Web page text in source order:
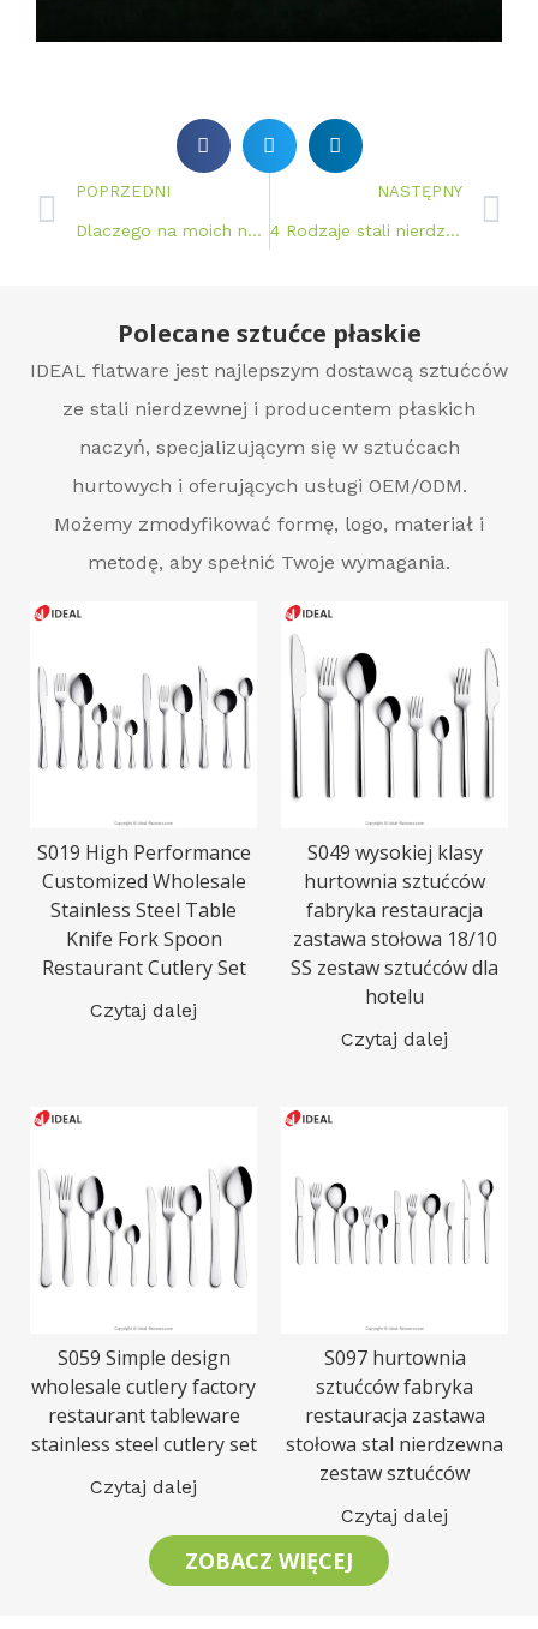
POPRZEDNI
Dlaczego na moich naczyniach pojawiają się brązowe smugi od zmywarki? Jak zapobiegać?
NASTĘPNY
4 Rodzaje stali nierdzewnej
Polecane sztućce płaskie
IDEAL flatware jest najlepszym dostawcą sztućców
ze stali nierdzewnej i producentem płaskich
naczyń, specjalizującym się w sztućcach
hurtowych i oferujących usługi OEM/ODM.
Możemy zmodyfikować formę, logo, materiał i
metodę, aby spełnić Twoje wymagania.
S019 High Performance
Customized Wholesale
Stainless Steel Table
Knife Fork Spoon
Restaurant Cutlery Set
Czytaj dalej
S049 wysokiej klasy
hurtownia sztućców
fabryka restauracja
zastawa stołowa 18/10
SS zestaw sztućców dla
hotelu
Czytaj dalej
S059 Simple design
wholesale cutlery factory
restaurant tableware
stainless steel cutlery set
Czytaj dalej
S097 hurtownia
sztućców fabryka
restauracja zastawa
stołowa stal nierdzewna
zestaw sztućców
Czytaj dalej
ZOBACZ WIĘCEJ